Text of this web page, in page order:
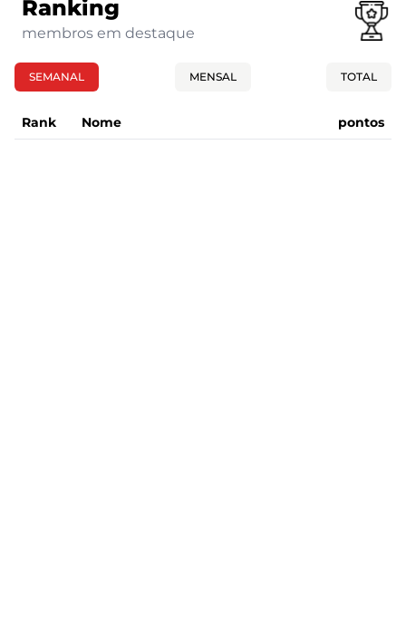
Ranking
membros em destaque
SEMANAL MENSAL TOTAL
Rank Nome pontos